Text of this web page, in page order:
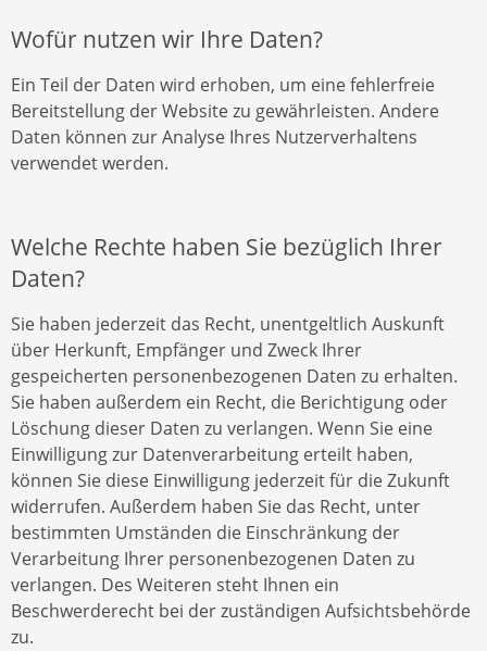
Wofür nutzen wir Ihre Daten?
Ein Teil der Daten wird erhoben, um eine fehlerfreie
Bereitstellung der Website zu gewährleisten. Andere
Daten können zur Analyse Ihres Nutzerverhaltens
verwendet werden.
Welche Rechte haben Sie bezüglich Ihrer
Daten?
Sie haben jederzeit das Recht, unentgeltlich Auskunft
über Herkunft, Empfänger und Zweck Ihrer
gespeicherten personenbezogenen Daten zu erhalten.
Sie haben außerdem ein Recht, die Berichtigung oder
Löschung dieser Daten zu verlangen. Wenn Sie eine
Einwilligung zur Datenverarbeitung erteilt haben,
können Sie diese Einwilligung jederzeit für die Zukunft
widerrufen. Außerdem haben Sie das Recht, unter
bestimmten Umständen die Einschränkung der
Verarbeitung Ihrer personenbezogenen Daten zu
verlangen. Des Weiteren steht Ihnen ein
Beschwerderecht bei der zuständigen Aufsichtsbehörde
zu.